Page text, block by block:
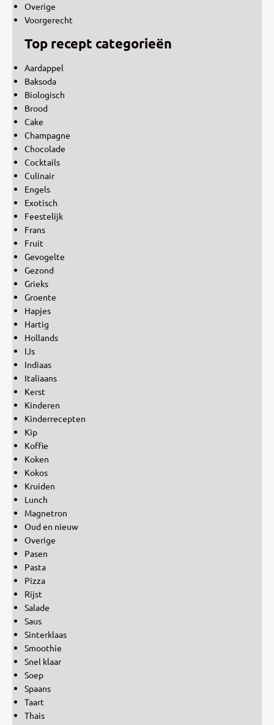
Overige
Voorgerecht
Top recept categorieën
Aardappel
Baksoda
Biologisch
Brood
Cake
Champagne
Chocolade
Cocktails
Culinair
Engels
Exotisch
Feestelijk
Frans
Fruit
Gevogelte
Gezond
Grieks
Groente
Hapjes
Hartig
Hollands
IJs
Indiaas
Italiaans
Kerst
Kinderen
Kinderrecepten
Kip
Koffie
Koken
Kokos
Kruiden
Lunch
Magnetron
Oud en nieuw
Overige
Pasen
Pasta
Pizza
Rijst
Salade
Saus
Sinterklaas
Smoothie
Snel klaar
Soep
Spaans
Taart
Thais